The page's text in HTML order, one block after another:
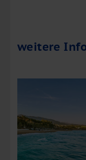
weitere